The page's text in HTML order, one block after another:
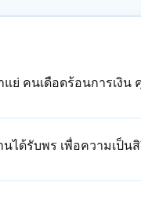
แย่ คนเดือดร้อนการเงิ
ได้รับพร เพื่อความเป็